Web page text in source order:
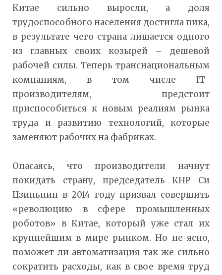
Китае сильно выросли, а доля
трудоспособного населения достигла пика,
в результате чего страна лишается одного
из главных своих козырей – дешевой
рабочей силы. Теперь транснациональным
компаниям, в том числе IT-
производителям, предстоит
приспособиться к новым реалиям рынка
труда и развитию технологий, которые
заменяют рабочих на фабриках.
Опасаясь, что производители начнут
покидать страну, председатель КНР Си
Цзиньпин в 2014 году призвал совершить
«революцию в сфере промышленных
роботов» в Китае, который уже стал их
крупнейшим в мире рынком. Но не ясно,
поможет ли автоматизация так же сильно
сократить расходы, как в свое время труд